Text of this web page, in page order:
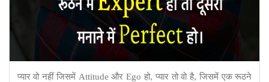
प्यार वो नहीं जिसमें Attitude और Ego हो, प्यार तो वो है, जिसमें एक रूठने